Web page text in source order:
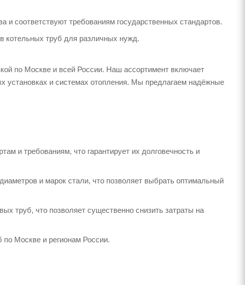
и соответствуют требованиям государственных стандартов.
котельных труб для различных нужд.
по Москве и всей России. Наш ассортимент включает
установках и системах отопления. Мы предлагаем надёжные
и требованиям, что гарантирует их долговечность и
и марок стали, что позволяет выбрать оптимальный
труб, что позволяет существенно снизить затраты на
Москве и регионам России.